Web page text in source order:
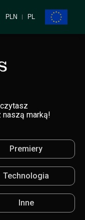
PLN PL
marką!
Premiery
Technologia
Inne